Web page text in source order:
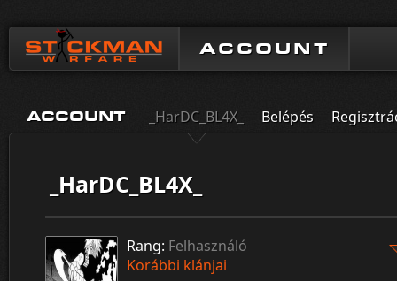
ACCOUNT
ACCOUNT _HarDC_BL4X_ Belépés
_HarDC_BL4X_
Rang: Felhasználó
Korábbi klánjai